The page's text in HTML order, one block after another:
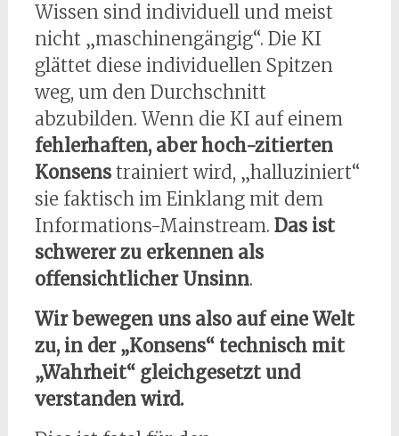
Wissen sind individuell und meist
nicht „maschinengängig“. Die KI
glättet diese individuellen Spitzen
weg, um den Durchschnitt
abzubilden. Wenn die KI auf einem
fehlerhaften, aber hoch-zitierten
Konsenstrainiert wird, „halluziniert“
sie faktisch im Einklang mit dem
Informations-Mainstream. Das ist
schwerer zu erkennen als
offensichtlicher Unsinn.
Wir bewegen uns also auf eine Welt
zu, in der „Konsens“ technisch mit
„Wahrheit“ gleichgesetzt und
verstanden wird.